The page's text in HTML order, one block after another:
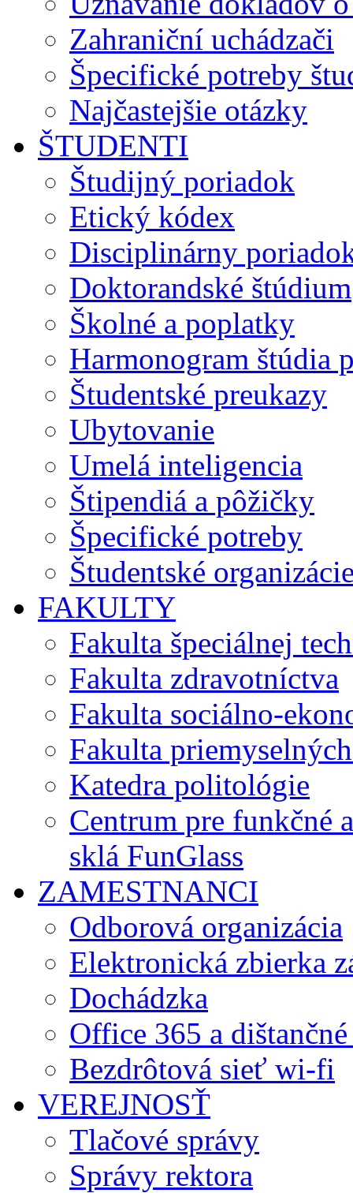
Zahraniční uchádzači
Špecifické potreby
Najčastejšie otázky
ŠTUDENTI
Študijný poriadok
Etický kódex
Disciplinárny
Doktorandské štúdium
Školné a poplatky
Harmonogram štúdia
Študentské preukazy
Ubytovanie
Umelá inteligencia
Štipendiá a pôžičky
Špecifické potreby
Študentské
FAKULTY
Fakulta špeciálnej
Fakulta zdravotníctva
Fakulta sociálno-
Fakulta
Katedra politológie
Centrum pre funkčné
sklá FunGlass
ZAMESTNANCI
Odborová organizácia
Elektronická zbierka
Dochádzka
Office 365 a
Bezdrôtová sieť wi-fi
VEREJNOSŤ
Tlačové správy
Správy rektora